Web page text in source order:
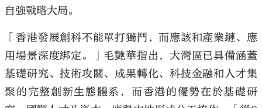
自強戰略大局。
「香港發展創科不能單打獨鬥，而應該和產業鏈、應
用場景深度綁定。」毛艷華指出，大灣區已具備涵蓋
基礎研究、技術攻關、成果轉化、科技金融和人才集
聚的完整創新生態體系，而香港的優勢在於基礎研